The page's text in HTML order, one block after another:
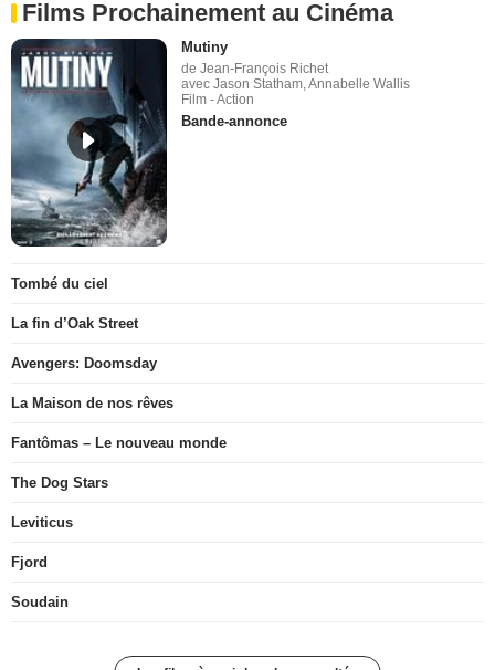
Films Prochainement au Cinéma
Mutiny
de Jean-François Richet
avec Jason Statham, Annabelle Wallis
Film - Action
Bande-annonce
Tombé du ciel
La fin d’Oak Street
Avengers: Doomsday
La Maison de nos rêves
Fantômas – Le nouveau monde
The Dog Stars
Leviticus
Fjord
Soudain